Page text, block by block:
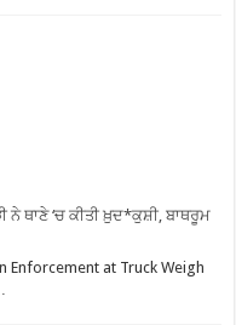
ਥਾਣੇ ‘ਚ ਕੀਤੀ ਖ਼ੁਦ*ਕੁਸ਼ੀ, ਬਾਥਰੂਮ
Enforcement at Truck Weigh